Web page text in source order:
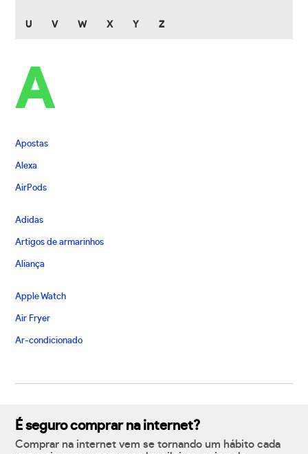
U V W X Y Z
A
Apostas
Alexa
AirPods
Adidas
Artigos de armarinhos
Aliança
Apple Watch
Air Fryer
Ar-condicionado
É seguro comprar na internet?
Comprar na internet vem se tornando um hábito cada